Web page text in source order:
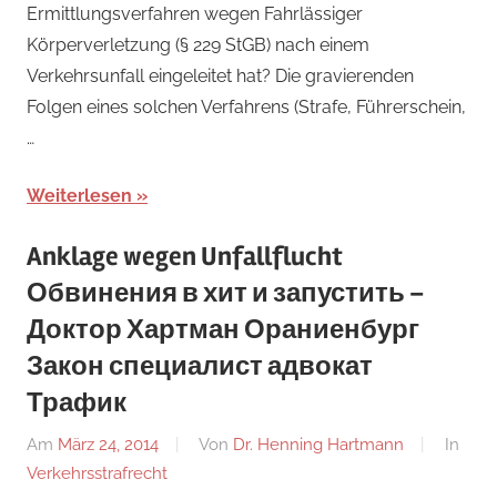
Ermittlungsverfahren wegen Fahrlässiger
Körperverletzung (§ 229 StGB) nach einem
Verkehrsunfall eingeleitet hat? Die gravierenden
Folgen eines solchen Verfahrens (Strafe, Führerschein,
…
Weiterlesen
Anklage wegen Unfallflucht
Обвинения в хит и запустить –
Доктор Хартман Ораниенбург
Закон специалист адвокат
Трафик
Am März 24, 2014 Von Dr. Henning Hartmann
In
Verkehrsstrafrecht